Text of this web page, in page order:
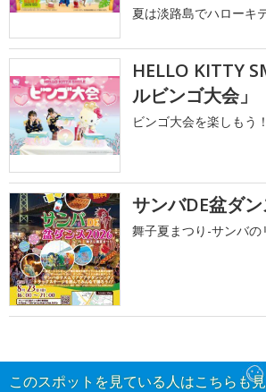
夏は淡路島でハローキ
HELLO KITTY
ルビンゴ大会」
ビンゴ大会を楽しもう！
サンバDE盆ダ
舞子夏まつり-サンバの
このスポットを見ている人はこちらも